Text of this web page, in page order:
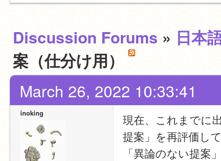
Discussion Forums » 日本
案（仕分け用）
March 26, 2022 10:33:41
inoking
現在、これまでに
提案」を再評価し
「異論のない提案